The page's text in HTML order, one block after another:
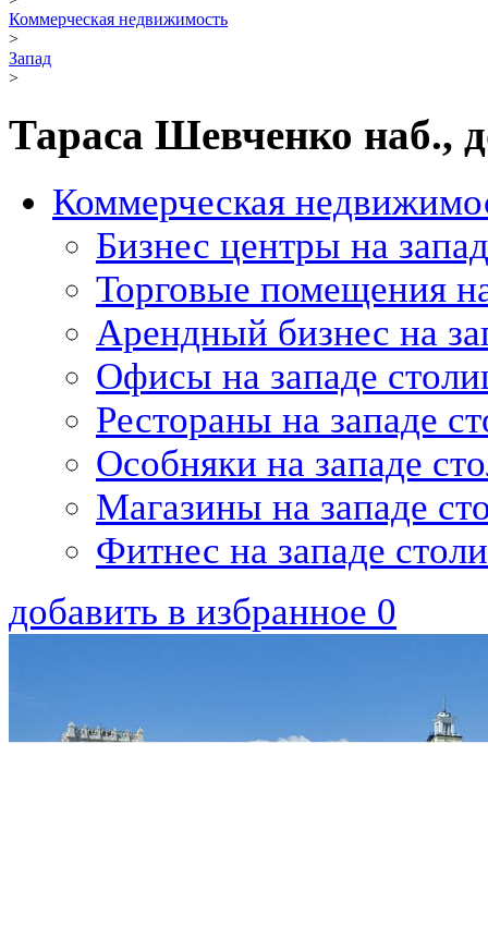
Коммерческая недвижимость
>
Запад
>
Тараса Шевченко наб.,
Коммерческая
Бизнес центры на
Торговые помещения
Арендный бизнес на
Офисы на западе
Рестораны на западе
Особняки на западе
Магазины на западе
Фитнес на западе
добавить в избранное 0